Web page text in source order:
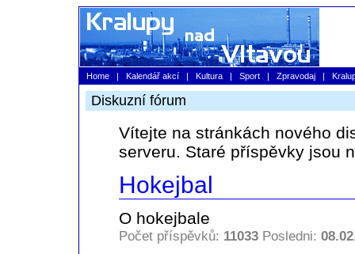
Home | Kalendář akcí | Kultura | Sport | Zpravodaj |
Diskuzní fórum
Vítejte na stránkách nového
serveru. Staré příspěvky jsou
Hokejbal
O hokejbale
Počet příspěvků: 11033 Posledni: